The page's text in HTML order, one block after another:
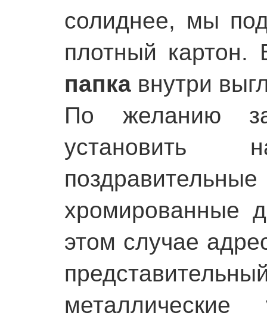
солиднее, мы
плотный картон.
папка внутри
По желанию
хромированные
этом случае
металлические